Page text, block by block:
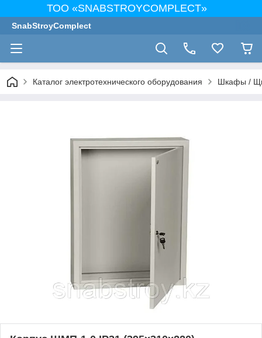
ТОО «SNABSTROYCOMPLECT»
SnabStroyComplect
Каталог электротехнического оборудования Шкафы /